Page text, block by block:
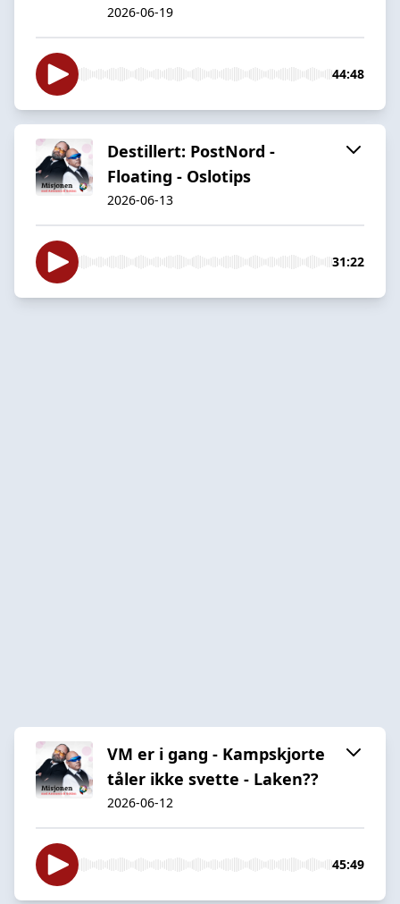
2026-06-19
44:48
Destillert: PostNord -
Floating - Oslotips
2026-06-13
31:22
VM er i gang - Kampskjorte
tåler ikke svette - Laken??
2026-06-12
45:49